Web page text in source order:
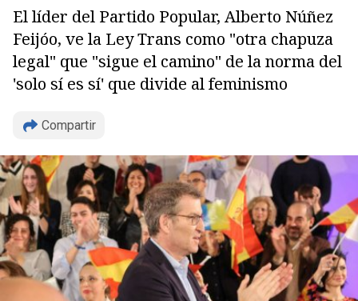
El líder del Partido Popular, Alberto Núñez
Feijóo, ve la Ley Trans como "otra chapuza
legal" que "sigue el camino" de la norma del
'solo sí es sí' que divide al feminismo
Compartir
Copiar